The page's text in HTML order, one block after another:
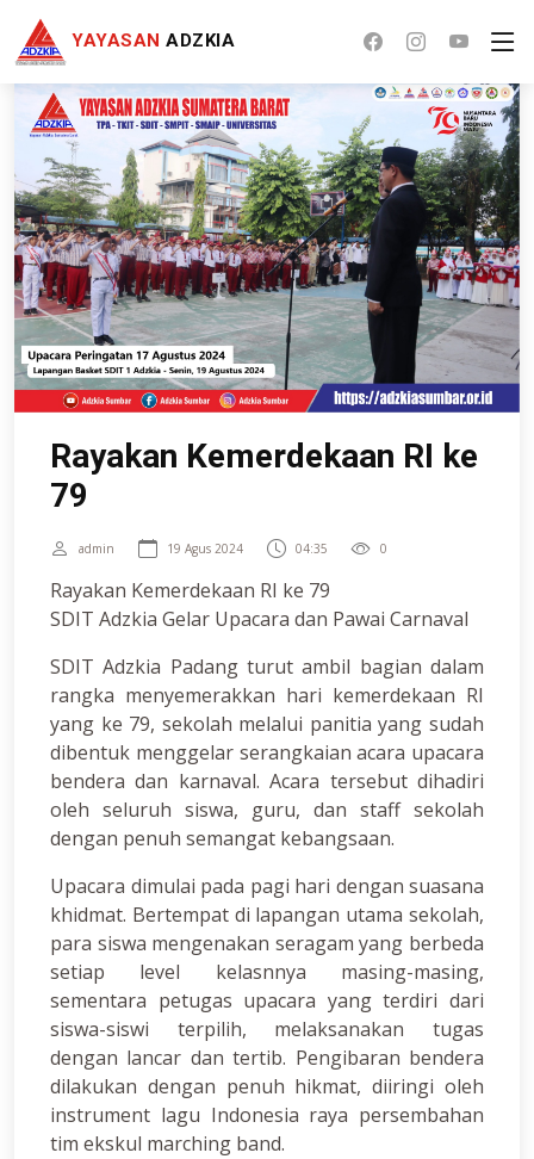
YAYASAN ADZKIA
Rayakan Kemerdekaan RI ke
79
admin 19 Agus 2024 04:35 0
Rayakan Kemerdekaan RI ke 79
SDIT Adzkia Gelar Upacara dan Pawai Carnaval
SDIT Adzkia Padang turut ambil bagian dalam
rangka menyemerakkan hari kemerdekaan RI
yang ke 79, sekolah melalui panitia yang sudah
dibentuk menggelar serangkaian acara upacara
bendera dan karnaval. Acara tersebut dihadiri
oleh seluruh siswa, guru, dan staff sekolah
dengan penuh semangat kebangsaan.
Upacara dimulai pada pagi hari dengan suasana
khidmat. Bertempat di lapangan utama sekolah,
para siswa mengenakan seragam yang berbeda
setiap level kelasnnya masing-masing,
sementara petugas upacara yang terdiri dari
siswa-siswi terpilih, melaksanakan tugas
dengan lancar dan tertib. Pengibaran bendera
dilakukan dengan penuh hikmat, diiringi oleh
instrument lagu Indonesia raya persembahan
tim ekskul marching band.